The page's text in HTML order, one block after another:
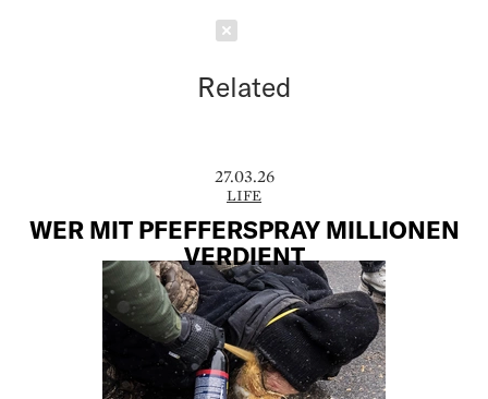
Related
27.03.26
LIFE
WER MIT PFEFFERSPRAY MILLIONEN
VERDIENT